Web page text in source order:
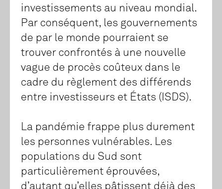
investissements au niveau mondial.
Par conséquent, les gouvernements
de par le monde pourraient se
trouver confrontés à une nouvelle
vague de procès coûteux dans le
cadre du règlement des différends
entre investisseurs et États (ISDS).
La pandémie frappe plus durement
les personnes vulnérables. Les
populations du Sud sont
particulièrement éprouvées,
d’autant qu’elles pâtissent déjà des